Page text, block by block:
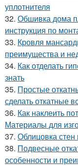
уплотнителя
32. Обшивка дома
инструкция по
33. Кровля
преимущества и
34. Как отделать
знать
35. Простые
сделать откатные
36. Как наклеить
Материалы для
37. Облицовка стен
38. Подвесные
особенности и